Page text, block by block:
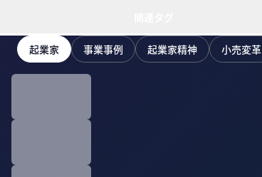
起業家 事業事例 起業家精神 小売変革